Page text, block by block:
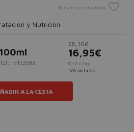
Marcar como favorito
y Nutrición
100ml
REF.: #193583
28,16€
16,95€
0,17 €/ml
IVA incluido
A LA CESTA